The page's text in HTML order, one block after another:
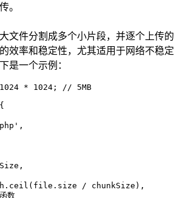
。
文件分割成多个小片段，并逐个上传的
效率和稳定性，尤其适用于网络不稳定
是一个示例：
* 1024; // 5MB
/ chunkSize),
数